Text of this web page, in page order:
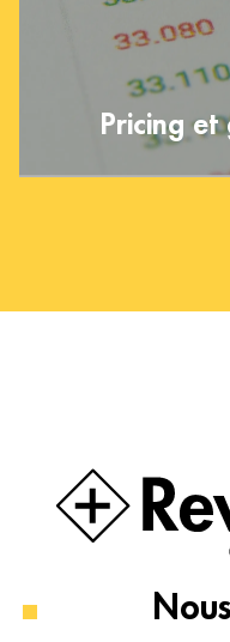
Pricing